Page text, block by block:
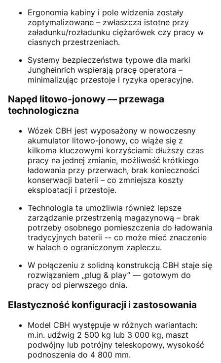
Ergonomia kabiny i pole widzenia zostały
zoptymalizowane – zwłaszcza istotne przy
załadunku/rozładunku ciężarówek czy pracy w
ciasnych przestrzeniach.
Systemy bezpieczeństwa typowe dla marki
Jungheinrich wspierają pracę operatora –
minimalizując przestoje i ryzyka operacyjne.
Napęd litowo-jonowy — przewaga
technologiczna
Wózek CBH jest wyposażony w nowoczesny
akumulator litowo-jonowy, co wiąże się z
kilkoma kluczowymi korzyściami: dłuższy czas
pracy na jednej zmianie, możliwość krótkiego
ładowania przy przerwach, brak konieczności
konserwacji baterii – co zmniejsza koszty
eksploatacji i przestoje.
Technologia ta umożliwia również lepsze
zarządzanie przestrzenią magazynową – brak
potrzeby osobnego pomieszczenia do ładowania
tradycyjnych baterii -- co może mieć znaczenie
w halach o ograniczonym zapleczu.
W połączeniu z solidną konstrukcją CBH staje się
rozwiązaniem „plug & play” — gotowym do
pracy od pierwszego dnia.
Elastyczność konfiguracji i zastosowania
Model CBH występuje w różnych wariantach:
m.in. udźwig 2 500 kg lub 3 000 kg, maszt
podwójny lub potrójny teleskopowy, wysokość
podnoszenia do 4 800 mm.